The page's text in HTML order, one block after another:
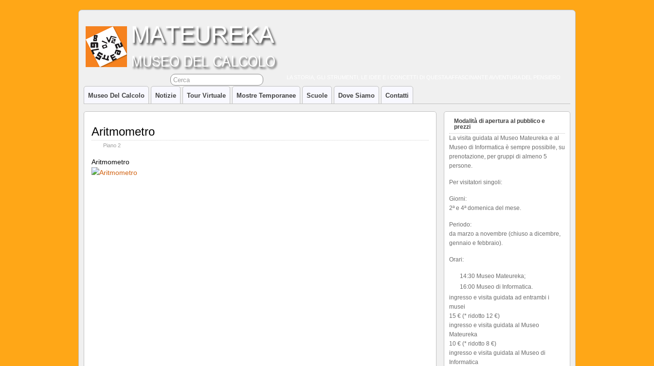
Museo Del Calcolo Notizie Tour Virtuale Mostre Temporanee Scuole Dove Siamo Contatti
Aritmometro
Piano 2
Aritmometro
Modalità di apertura al pubblico e
prezzi
La visita guidata al Museo Mateureka e al
Museo di Informatica è sempre possibile, su
prenotazione, per gruppi di almeno 5
persone.
Per visitatori singoli:
Giorni:
2ª e 4ª domenica del mese.
Periodo:
da marzo a novembre (chiuso a dicembre,
gennaio e febbraio).
Orari:
14:30 Museo Mateureka;
16:00 Museo di Informatica.
ingresso e visita guidata ad entrambi i
musei
15 € (* ridotto 12 €)
ingresso e visita guidata al Museo
Mateureka
10 € (* ridotto 8 €)
ingresso e visita guidata al Museo di
Informatica